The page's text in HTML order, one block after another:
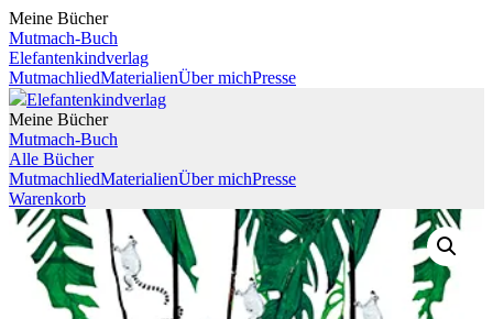
Meine Bücher
Mutmach-Buch
Elefantenkindverlag
MutmachliedMaterialienÜber michPresse
Elefantenkindverlag
Meine Bücher
Mutmach-Buch
Alle Bücher
MutmachliedMaterialienÜber michPresse
Warenkorb